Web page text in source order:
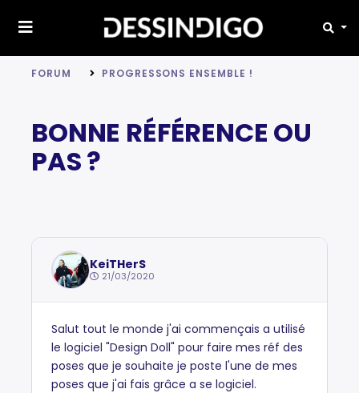
FORUM PROGRESSONS ENSEMBLE !
BONNE RÉFÉRENCE OU
PAS ?
KeiTHerS
21/03/2020
Salut tout le monde j'ai commençais a utilisé
le logiciel "Design Doll" pour faire mes réf des
poses que je souhaite je poste l'une de mes
poses que j'ai fais grâce a se logiciel.